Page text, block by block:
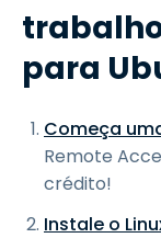
para
Começa
Remote
crédito!
Instale o